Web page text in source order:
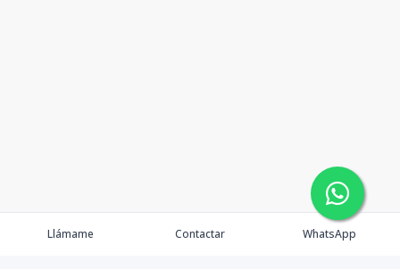
Llámame Contactar WhatsApp